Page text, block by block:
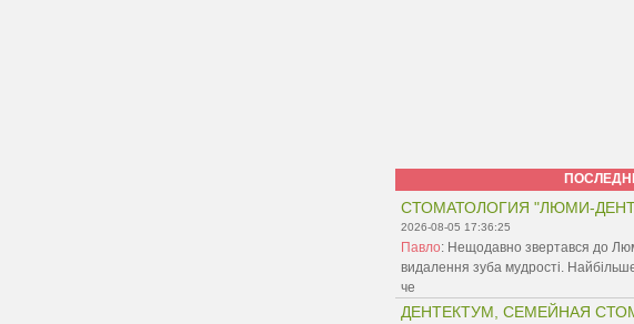
СТОМАТОЛОГИЯ "ЛЮМИ-
2026-08-05 17:36:25
Павло: Нещодавно звертався до
видалення зуба мудрості.
че
ДЕНТЕКТУМ, СЕМЕЙНАЯ